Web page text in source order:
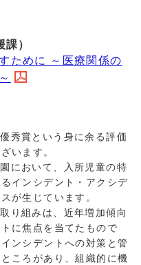
）
ために ～医療関係の
秀賞という身に余る評価
います。
において、入所児童の特
インシデント・アクシデ
が生じています。
り組みは、近年増加傾向
に焦点を当てたもので
ンシデントへの対策と管
ころがあり、組織的に機